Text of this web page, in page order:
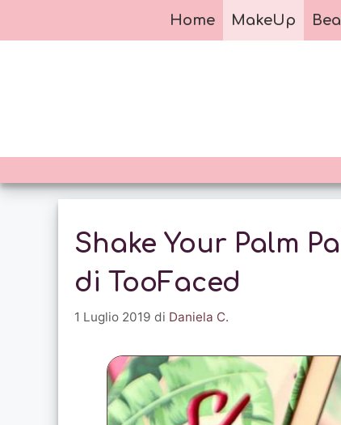
al
Home MakeUp
Shake Your Palm
di TooFaced
1 Luglio 2019 di Daniela C.